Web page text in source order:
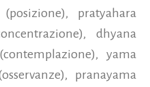
pratyahara
dhyana
yama
pranayama